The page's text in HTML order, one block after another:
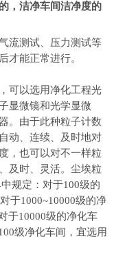
，洁净车间洁净度的
流测试、压力测试等
才能正常进行。
可以选用净化工程光
显微镜和光学显微
。由于此种粒子计数
动、连续、及时地对
，也可以对不一样粒
及时、灵活。尘埃粒
规定：对于100级的
于1000~10000级的净
于10000级的净化车
级净化车间，宜选用